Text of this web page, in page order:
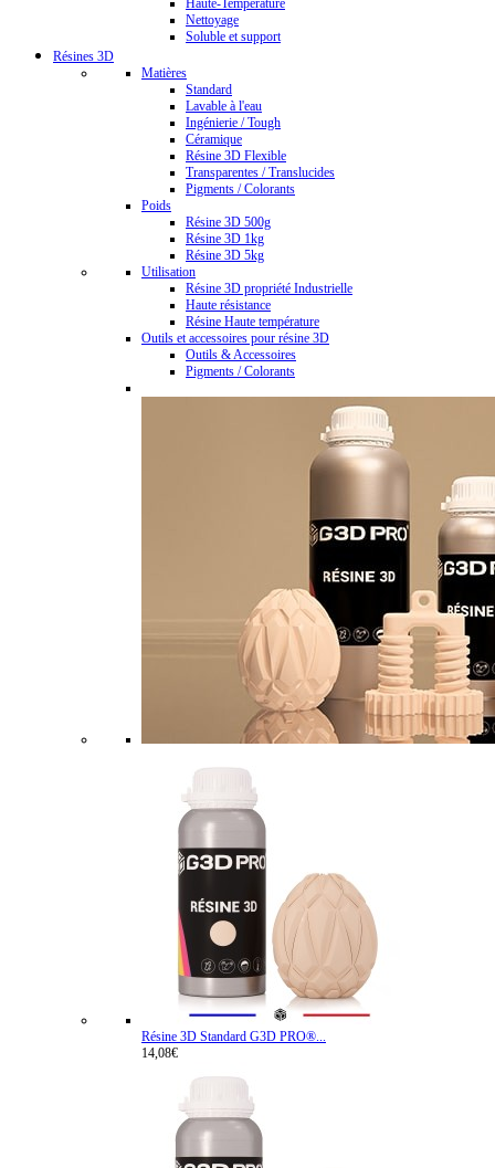
Haute-Température
Nettoyage
Soluble et support
Résines 3D
Matières
Standard
Lavable à l'eau
Ingénierie / Tough
Céramique
Résine 3D Flexible
Transparentes / Translucides
Pigments / Colorants
Poids
Résine 3D 500g
Résine 3D 1kg
Résine 3D 5kg
Utilisation
Résine 3D propriété Industrielle
Haute résistance
Résine Haute température
Outils et accessoires pour résine 3D
Outils & Accessoires
Pigments / Colorants
Résine 3D Standard G3D PRO®...
14,08€